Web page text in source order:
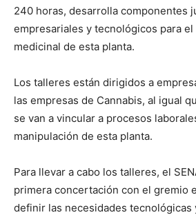
240 horas, desarrolla componentes
empresariales y tecnológicos para
medicinal de esta planta.
Los talleres están dirigidos a
las empresas de Cannabis, al igual
se van a vincular a procesos
manipulación de esta planta.
Para llevar a cabo los talleres, el
primera concertación con el gremio
definir las necesidades tecnológicas